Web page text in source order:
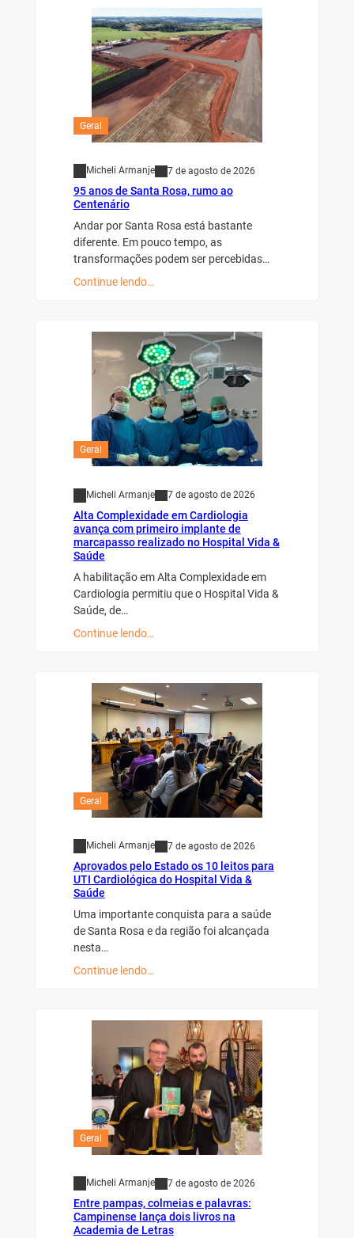
Geral
Micheli Armanje 7 de agosto de 2026
95 anos de Santa Rosa, rumo ao
Centenário
Andar por Santa Rosa está bastante
diferente. Em pouco tempo, as
transformações podem ser percebidas…
Continue lendo…
Geral
Micheli Armanje 7 de agosto de 2026
Alta Complexidade em Cardiologia
avança com primeiro implante de
marcapasso realizado no Hospital Vida &
Saúde
A habilitação em Alta Complexidade em
Cardiologia permitiu que o Hospital Vida &
Saúde, de…
Continue lendo…
Geral
Micheli Armanje 7 de agosto de 2026
Aprovados pelo Estado os 10 leitos para
UTI Cardiológica do Hospital Vida &
Saúde
Uma importante conquista para a saúde
de Santa Rosa e da região foi alcançada
nesta…
Continue lendo…
Geral
Micheli Armanje 7 de agosto de 2026
Entre pampas, colmeias e palavras:
Campinense lança dois livros na
Academia de Letras